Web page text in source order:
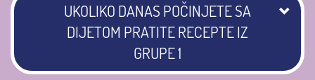
UKOLIKO DANAS POČINJETE SA
DIJETOM PRATITE RECEPTE IZ
GRUPE 1